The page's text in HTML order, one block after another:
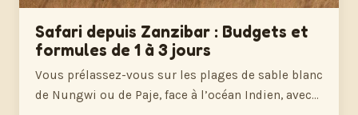
Safari depuis Zanzibar : Budgets et
formules de 1 à 3 jours
Vous prélassez-vous sur les plages de sable blanc
de Nungwi ou de Paje, face à l’océan Indien, avec…